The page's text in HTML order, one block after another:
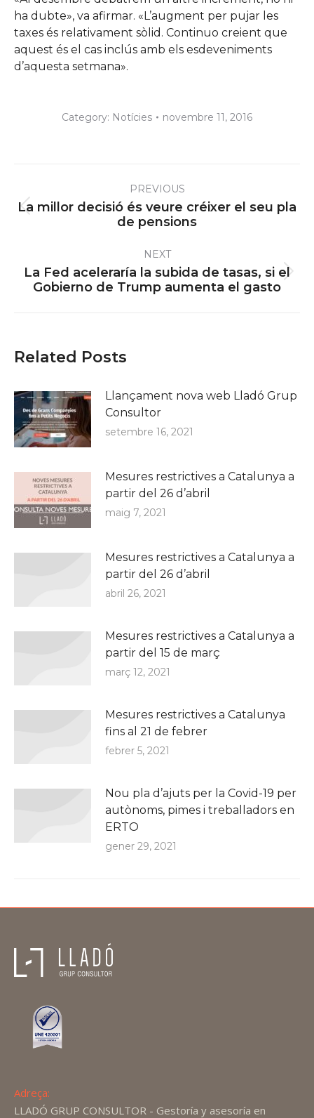
ha dubte», va afirmar. «L’augment per pujar les
taxes és relativament sòlid. Continuo creient que
aquest és el cas inclús amb els esdeveniments
d’aquesta setmana».
Category: Notícies novembre 11, 2016
navigationPREVIOUS
Previous
post:
La millor decisió és veure créixer el seu pla
de pensions
NEXT
Next
post:
La Fed aceleraría la subida de tasas, si el
Gobierno de Trump aumenta el gasto
Related Posts
Llançament nova web Lladó Grup
Consultor
setembre 16, 2021
Mesures restrictives a Catalunya a
partir del 26 d’abril
maig 7, 2021
Mesures restrictives a Catalunya a
partir del 26 d’abril
abril 26, 2021
Mesures restrictives a Catalunya a
partir del 15 de març
març 12, 2021
Mesures restrictives a Catalunya
fins al 21 de febrer
febrer 5, 2021
Nou pla d’ajuts per la Covid-19 per
autònoms, pimes i treballadors en
ERTO
gener 29, 2021
Adreça:
LLADÓ GRUP CONSULTOR - Gestoría y asesoría en